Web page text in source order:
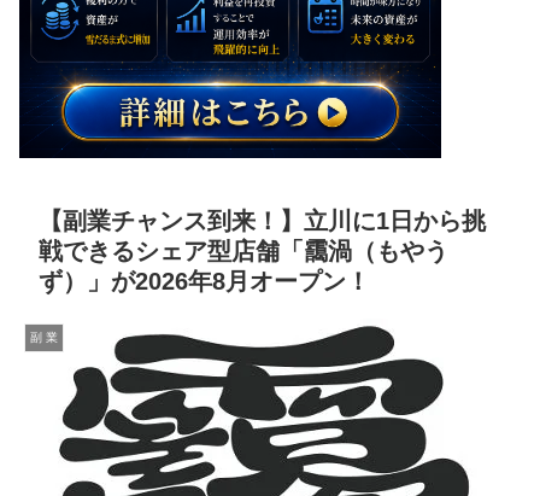
【副業チャンス到来！】立川に1日から挑
戦できるシェア型店舗「靄渦（もやう
ず）」が2026年8月オープン！
副 業